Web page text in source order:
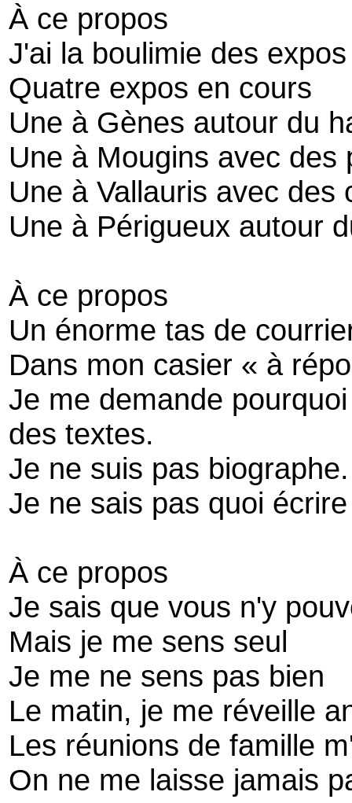
À ce propos
J'ai la boulimie des expos
Quatre expos en cours
Une à Gènes autour du
Une à Mougins avec des
Une à Vallauris avec des
Une à Périgueux autour
À ce propos
Un énorme tas de
Dans mon casier « à
Je me demande
des textes.
Je ne suis pas biographe.
Je ne sais pas quoi écrire
À ce propos
Je sais que vous n'y
Mais je me sens seul
Je me ne sens pas bien
Le matin, je me réveille
Les réunions de famille
On ne me laisse jamais